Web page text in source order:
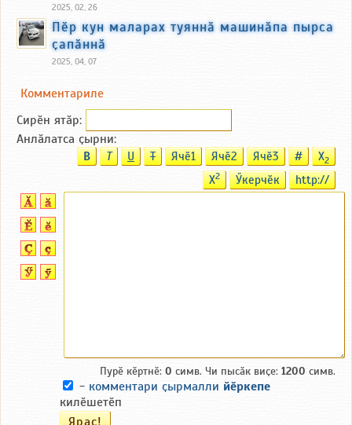
2025, 02, 26
Пӗр кун маларах туяннӑ машинӑпа пырса
ҫапӑннӑ
2025, 04, 07
Комментариле
Сирӗн ятӑp:
Анлӑлатса ҫырни:
B T U T Ячӗ1 Ячӗ2 Ячӗ3 # X2
X2 Ӳкерчӗк http://
Пурӗ кӗртнӗ: 0 симв. Чи пысӑк виҫе: 1200 симв.
- комментари ҫырмалли йӗркепе
килӗшетӗп